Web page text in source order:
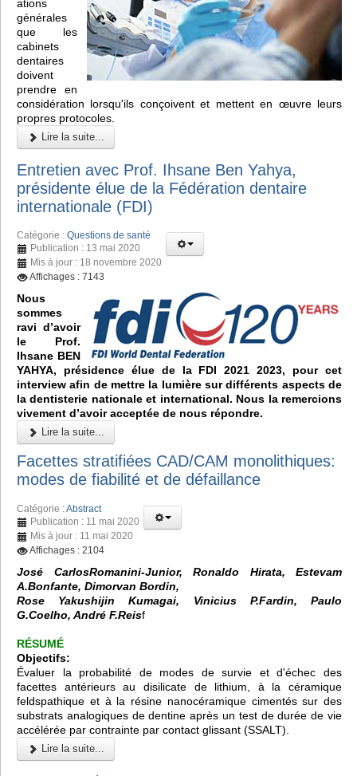
ations
générales
que les
cabinets
dentaires
doivent
prendre en
considération lorsqu'ils conçoivent et mettent en œuvre leurs
propres protocoles.
Lire la suite...
Entretien avec Prof. Ihsane Ben Yahya,
présidente élue de la Fédération dentaire
internationale (FDI)
Catégorie : Questions de santé
Publication : 13 mai 2020
Mis à jour : 18 novembre 2020
Affichages : 7143
Nous
sommes
ravi d’avoir
le Prof.
Ihsane BEN
YAHYA, présidence élue de la FDI 2021 2023, pour cet
interview afin de mettre la lumière sur différents aspects de
la dentisterie nationale et international. Nous la remercions
vivement d’avoir acceptée de nous répondre.
Lire la suite...
Facettes stratifiées CAD/CAM monolithiques:
modes de fiabilité et de défaillance
Catégorie :Abstract
Publication : 11 mai 2020
Mis à jour : 11 mai 2020
Affichages : 2104
José CarlosRomanini-Junior, Ronaldo Hirata, Estevam
A.Bonfante, Dimorvan Bordin,
Rose Yakushijin Kumagai, Vinicius P.Fardin, Paulo
G.Coelho, André F.Reisf
RÉSUMÉ
Objectifs:
Évaluer la probabilité de modes de survie et d'échec des
facettes antérieurs au disilicate de lithium, à la céramique
feldspathique et à la résine nanocéramique cimentés sur des
substrats analogiques de dentine après un test de durée de vie
accélérée par contrainte par contact glissant (SSALT).
Lire la suite...